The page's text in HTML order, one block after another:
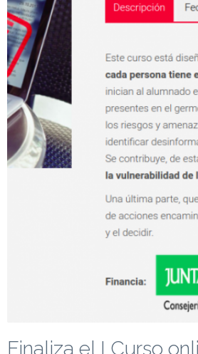
Finaliza el I Curso